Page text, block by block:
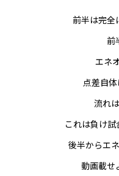
前半は完全
前
エネ
点差自
流れ
これは負け
後半からエ
動画載せ